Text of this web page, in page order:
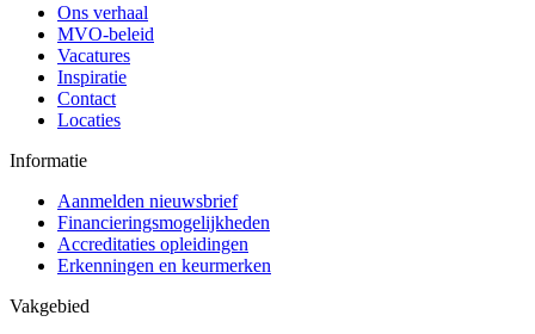
Ons verhaal
MVO-beleid
Vacatures
Inspiratie
Contact
Locaties
Informatie
Aanmelden nieuwsbrief
Financieringsmogelijkheden
Accreditaties opleidingen
Erkenningen en keurmerken
Vakgebied